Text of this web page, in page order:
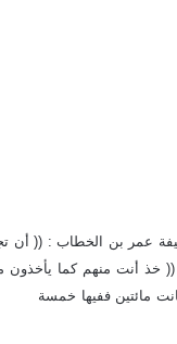
عمر بن الخطاب : (( أن
أنت منهم كما يأخذون
مائتين ففيها خمسة